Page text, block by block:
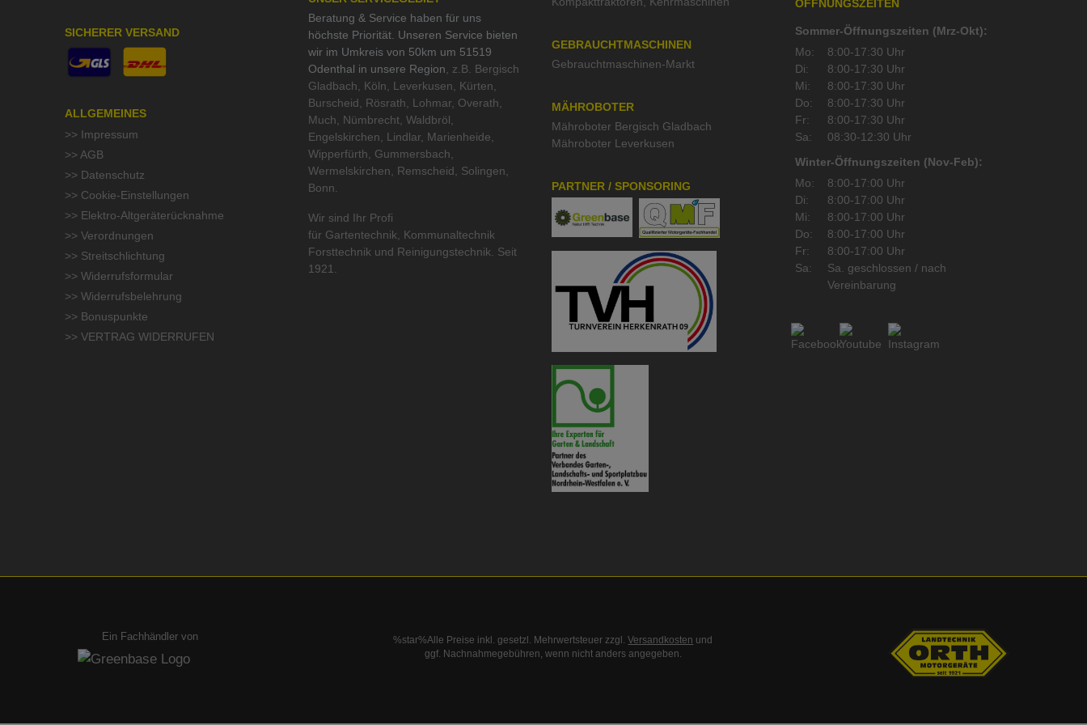
SICHERER VERSAND
ALLGEMEINES
>> Impressum
>> AGB
>> Datenschutz
>> Cookie-Einstellungen
>> Elektro-Altgeräterücknahme
>> Verordnungen
>> Streitschlichtung
>> Widerrufsformular
>> Widerrufsbelehrung
>> Bonuspunkte
>> VERTRAG WIDERRUFEN
Beratung & Service haben für uns
höchste Priorität. Unseren Service bieten
wir im Umkreis von 50km um 51519
Odenthal in unsere Region , z.B. Bergisch
Gladbach, Köln, Leverkusen, Kürten,
Burscheid, Rösrath, Lohmar, Overath,
Much, Nümbrecht, Waldbröl,
Engelskirchen, Lindlar, Marienheide,
Wipperfürth, Gummersbach,
Wermelskirchen, Remscheid, Solingen,
Bonn.
Wir sind Ihr Profi
für Gartentechnik
Kommunaltechnik
Forsttechnik und Reinigungstechnik . Seit
1921.
GEBRAUCHTMASCHINEN
Gebrauchtmaschinen-Markt
MÄHROBOTER
Mähroboter Bergisch Gladbach
Mähroboter Leverkusen
PARTNER / SPONSORING
ÖFFNUNGSZEITEN
Sommer-Öffnungszeiten (Mrz-Okt):
Mo:
8:00-17:30 Uhr
Di:
8:00-17:30 Uhr
Mi:
8:00-17:30 Uhr
Do:
8:00-17:30 Uhr
Fr:
8:00-17:30 Uhr
Sa:
08:30-12:30 Uhr
Winter-Öffnungszeiten (Nov-Feb):
Mo:
8:00-17:00 Uhr
Di:
8:00-17:00 Uhr
Mi:
8:00-17:00 Uhr
Do:
8:00-17:00 Uhr
Fr:
8:00-17:00 Uhr
Sa:
Sa. geschlossen / nach
Vereinbarung
Ein Fachhändler von %star%Alle Preise inkl. gesetzl. Mehrwertsteuer zzgl.Versandkosten und
ggf. Nachnahmegebühren, wenn nicht anders angegeben.